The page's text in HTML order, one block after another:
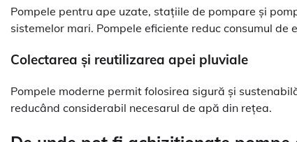
Pompele pentru ape uzate, stațiile de pompare și
sistemelor mari. Pompele eficiente reduc consumul de
Colectarea și reutilizarea apei pluviale
Pompele moderne permit folosirea sigură și
reducând considerabil necesarul de apă din rețea.